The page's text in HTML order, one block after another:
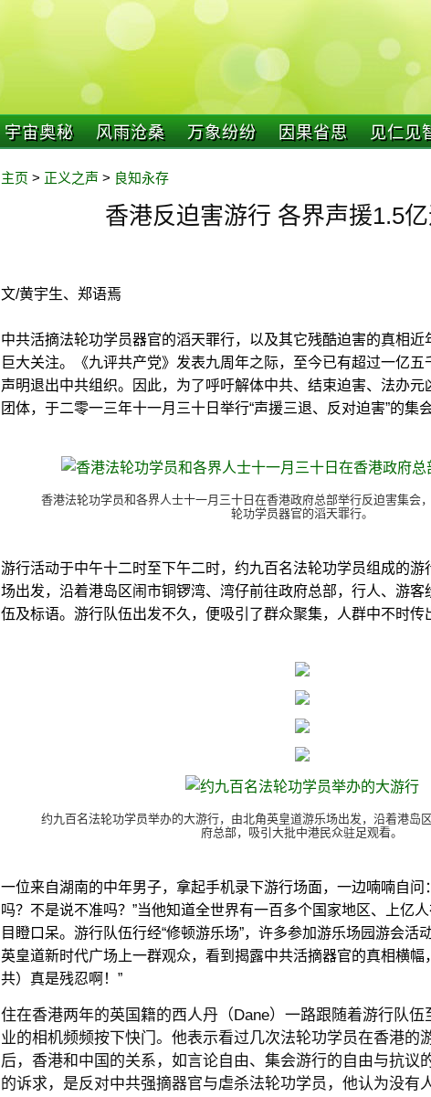
宇宙奥秘 风雨沧桑 万象纷纷 因果省思 见仁见
主页 > 正义之声 > 良知永存
香港反迫害游行 各界声援1.5
文/黄宇生、郑语焉
中共活摘法轮功学员器官的滔天罪行，以及其它残酷迫害的真相
巨大关注。《九评共产党》发表九周年之际，至今已有超过一亿
声明退出中共组织。因此，为了呼吁解体中共、结束迫害、法办
团体，于二零一三年十一月三十日举行“声援三退、反对迫害”的集
香港法轮功学员和各界人士十一月三十日在香港政府总部举行反迫害集会
轮功学员器官的滔天罪行。
游行活动于中午十二时至下午二时，约九百名法轮功学员组成的游
场出发，沿着港岛区闹市铜锣湾、湾仔前往政府总部，行人、游客
伍及标语。游行队伍出发不久，便吸引了群众聚集，人群中不时传
约九百名法轮功学员举办的大游行，由北角英皇道游乐场出发，沿着港岛
府总部，吸引大批中港民众驻足观看。
一位来自湖南的中年男子，拿起手机录下游行场面，一边喃喃自问
吗？不是说不准吗？”当他知道全世界有一百多个国家地区、上亿
目瞪口呆。游行队伍行经“修顿游乐场”，许多参加游乐场园游会活
英皇道新时代广场上一群观众，看到揭露中共活摘器官的真相横幅
共）真是残忍啊！”
住在香港两年的英国籍的西人丹（Dane）一路跟随着游行队
业的相机频频按下快门。他表示看过几次法轮功学员在香港的
后，香港和中国的关系，如言论自由、集会游行的自由与抗议
的诉求，是反对中共强摘器官与虐杀法轮功学员，他认为没有